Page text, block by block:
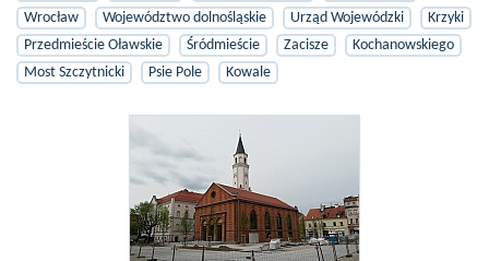
Wrocław
Województwo dolnośląskie Urząd Wojewódzki
Krzyki
Przedmieście Oławskie
Śródmieście Zacisze
Kochanowskiego
Most Szczytnicki
Psie Pole Kowale